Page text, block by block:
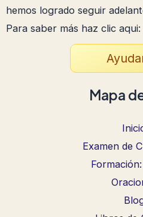
hemos logrado seguir
Para saber más haz clic aqui:
Mapa
Examen de